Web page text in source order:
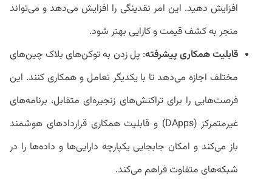
افزایش دهید. این امر نقدینگی را افزایش می‌دهد و می‌تواند
منجر به کشف قیمت و کارایی بهتر شود.
قابلیت همکاری پیشرفته: پل زدن به توکن‌های بلاک چین‌های
مختلف اجازه می‌دهد تا با یکدیگر تعامل و همکاری کنند. این
فرصت‌هایی را برای تراکنش‌های زنجیره‌ای متقابل، برنامه‌های
غیرمتمرکز (DApps) و قابلیت همکاری قراردادهای هوشمند
باز می‌کند و امکان جابجایی یکپارچه دارایی‌ها و داده‌ها را در
شبکه‌های متفاوت فراهم می‌کند.